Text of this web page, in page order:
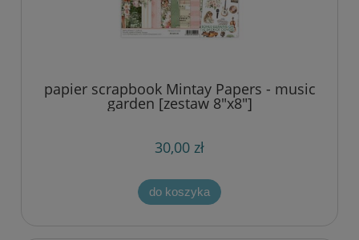
papier scrapbook Mintay Papers - music
garden [zestaw 8"x8"]
30,00 zł
do koszyka